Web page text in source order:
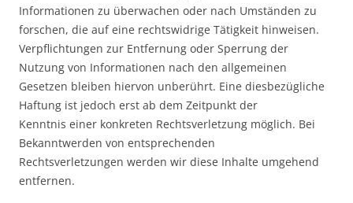
Informationen zu überwachen oder nach Umständen zu
forschen, die auf eine rechtswidrige Tätigkeit hinweisen.
Verpflichtungen zur Entfernung oder Sperrung der
Nutzung von Informationen nach den allgemeinen
Gesetzen bleiben hiervon unberührt. Eine diesbezügliche
Haftung ist jedoch erst ab dem Zeitpunkt der
Kenntnis einer konkreten Rechtsverletzung möglich. Bei
Bekanntwerden von entsprechenden
Rechtsverletzungen werden wir diese Inhalte umgehend
entfernen.